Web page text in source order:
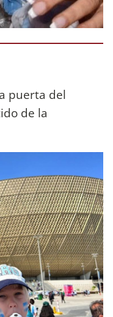
puerta del
de la